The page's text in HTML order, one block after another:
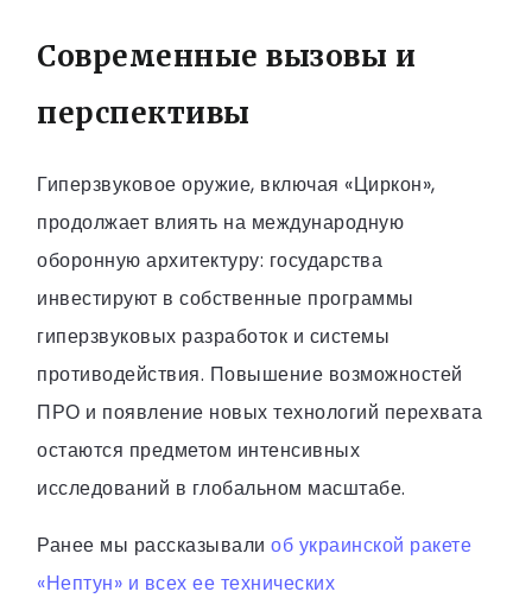
Современные вызовы и
перспективы
Гиперзвуковое оружие, включая «Циркон»,
продолжает влиять на международную
оборонную архитектуру: государства
инвестируют в собственные программы
гиперзвуковых разработок и системы
противодействия. Повышение возможностей
ПРО и появление новых технологий перехвата
остаются предметом интенсивных
исследований в глобальном масштабе.
Ранее мы рассказывали об украинской ракете
«Нептун» и всех ее технических